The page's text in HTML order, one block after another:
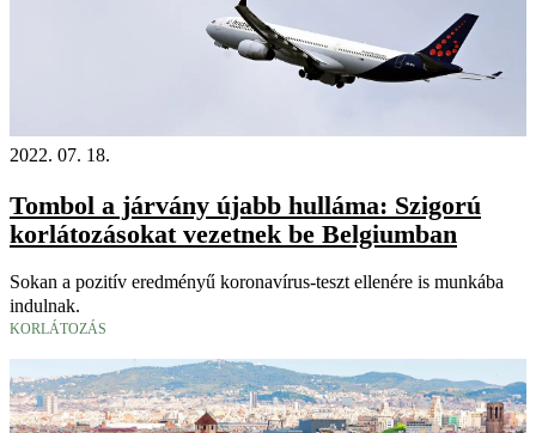
2022. 07. 18.
Tombol a járvány újabb hulláma: Szigorú
korlátozásokat vezetnek be Belgiumban
Sokan a pozitív eredményű koronavírus-teszt ellenére is munkába
indulnak.
KORLÁTOZÁS